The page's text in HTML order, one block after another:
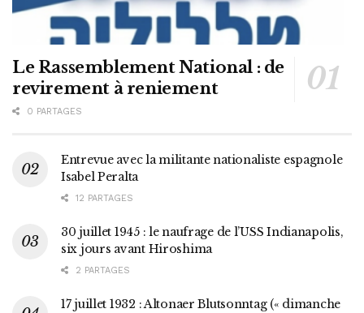
Le Rassemblement National : de
revirement à reniement
0 PARTAGES
Entrevue avec la militante nationaliste espagnole
Isabel Peralta
12 PARTAGES
30 juillet 1945 : le naufrage de l’USS Indianapolis,
six jours avant Hiroshima
2 PARTAGES
17 juillet 1932 : Altonaer Blutsonntag (« dimanche